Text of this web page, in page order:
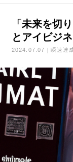
「未来を切
とアイビジ
2024.07.07 瞬速達